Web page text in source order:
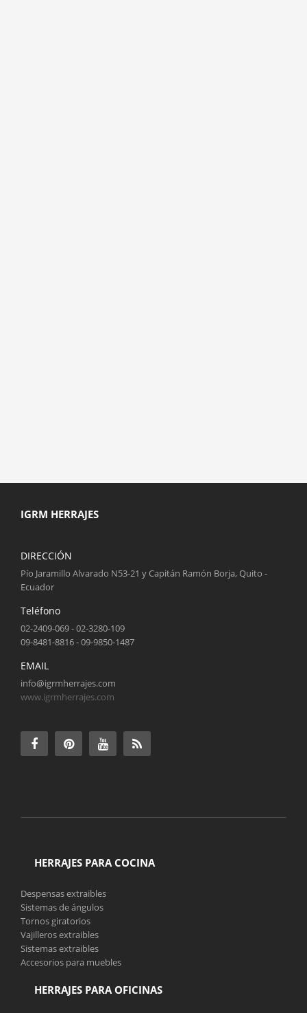
IGRM HERRAJES
DIRECCIÓN
Pío Jaramillo Alvarado N53-21 y Capitán Ramón Borja, Quito -
Ecuador
Teléfono
02-2409-069 - 02-3280-109
09-8481-8816 - 09-9850-1487
EMAIL
info@igrmherrajes.com
www.igrmherrajes.com
HERRAJES PARA COCINA
Despensas extraibles
Sistemas de ángulos
Tornos giratorios
Vajilleros extraibles
Sistemas extraibles
Accesorios para muebles
HERRAJES PARA OFICINAS